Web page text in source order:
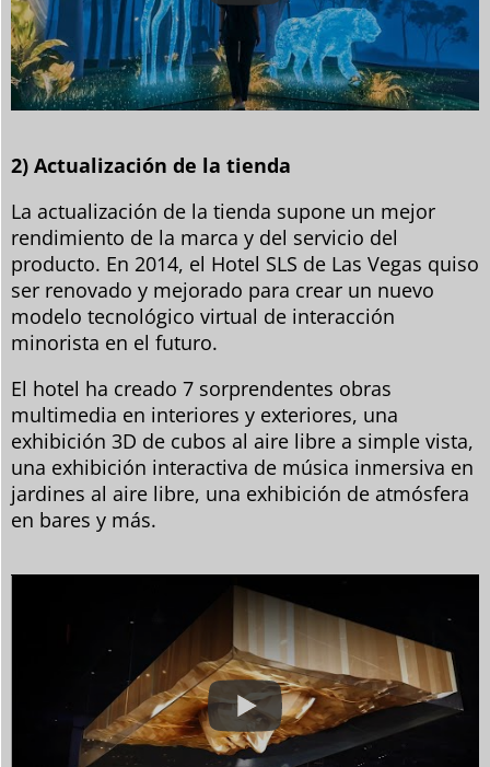
2) Actualización de la tienda
La actualización de la tienda supone un mejor
rendimiento de la marca y del servicio del
producto. En 2014, el Hotel SLS de Las Vegas quiso
ser renovado y mejorado para crear un nuevo
modelo tecnológico virtual de interacción
minorista en el futuro.
El hotel ha creado 7 sorprendentes obras
multimedia en interiores y exteriores, una
exhibición 3D de cubos al aire libre a simple vista,
una exhibición interactiva de música inmersiva en
jardines al aire libre, una exhibición de atmósfera
en bares y más.